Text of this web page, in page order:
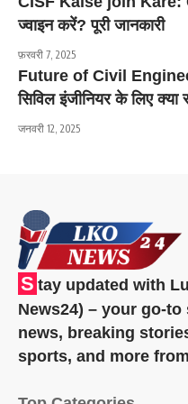
ज्वाइन करें? पूरी जानकारी
फ़रवरी 7, 2025
Future of Civil
सिविल इंजीनियर के लिए क्या
जनवरी 12, 2025
S tay updated with
News24) – your go-
news, breaking
sports, and more